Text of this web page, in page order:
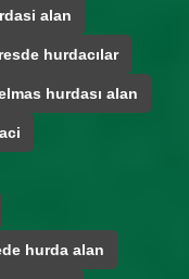
alan
hurdacılar
hurdası alan
hurda alan